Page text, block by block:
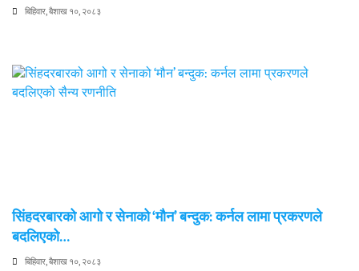
बिहिवार, बैशाख १०, २०८३
सिंहदरबारको आगो र सेनाको ‘मौन’ बन्दुक: कर्नल लामा प्रकरणले
बदलिएको…
बिहिवार, बैशाख १०, २०८३